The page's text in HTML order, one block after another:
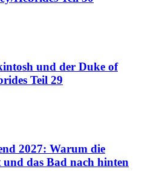
und der Duke of
Teil 29
2027: Warum die
das Bad nach hinten